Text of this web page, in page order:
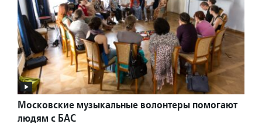
Московские музыкальные волонтеры помогают
людям с БАС